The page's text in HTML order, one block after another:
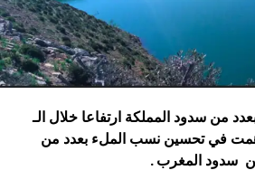
من سدود المملكة ارتفاعا خلال الـ
في تحسين نسب الملء بعدد من
سدود المغرب .